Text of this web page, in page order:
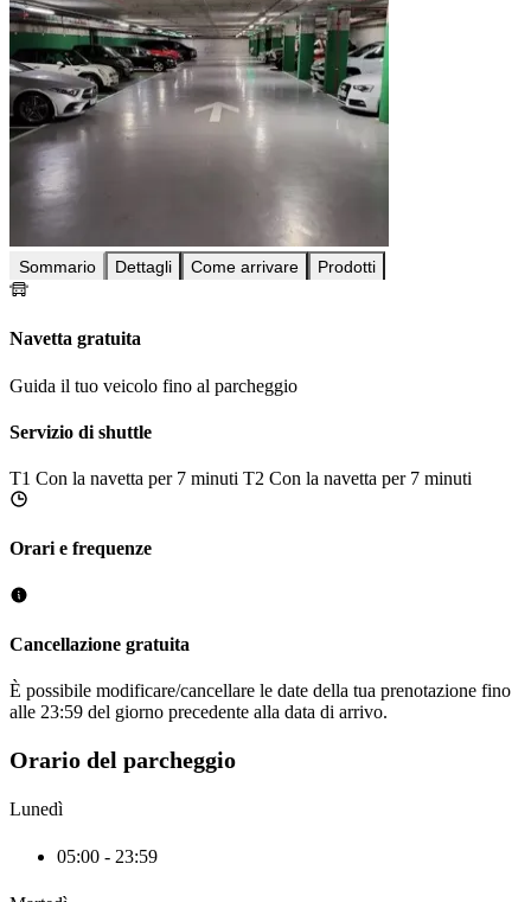
Sommario Dettagli Come arrivare Prodotti
Navetta gratuita
Guida il tuo veicolo fino al parcheggio
Servizio di shuttle
T1 Con la navetta per 7 minuti T2 Con la navetta per 7 minuti
Orari e frequenze
Cancellazione gratuita
È possibile modificare/cancellare le date della tua prenotazione fino
alle 23:59 del giorno precedente alla data di arrivo.
Orario del parcheggio
Lunedì
05:00 - 23:59